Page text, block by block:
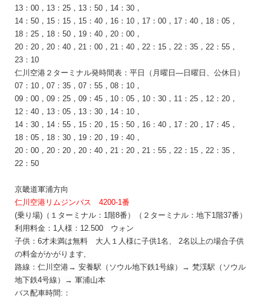
13：00，13：25，13：50，14：30，
14：50，15：15，15：40，16：10，17：00，17：40，18：05，
18：25，18：50，19：40，20：00，
20：20，20：40，21：00，21：40，22：15，22：35，22：55，
23：10
仁川空港２ターミナル発時間表：平日（月曜日― 日曜日、 公休日 ）
07：10，07：35，07：55，08：10，
09：00，09：25，09：45，10：05，10：30，11：25，12：20，
12：40，13：05，13：30，14：10，
14：30，14：55，15：20，15：50，16：40，17：20，17：45，
18：05，18：30，19：20，19：40，
20：00，20：20，20：40，21：20，21：55，22：15，22：35，
22：50
京畿道軍浦方向
仁川空港リムジンバス 4200-1番
(乗り場)（１ターミナル：1階8番）（２ターミナル：地下1階37番）
利用料金：1人様：12.500 ウォン
子供：6才未満は無料 大人１人様に子供1名、 2名以上の場合子供
の料金がかがります,
路線： 仁川空港→ 安養駅（ソウル地下鉄1号線） → 梵渓駅（ソウル
地下鉄4号線）→ 軍浦山本
バス配車時間:：